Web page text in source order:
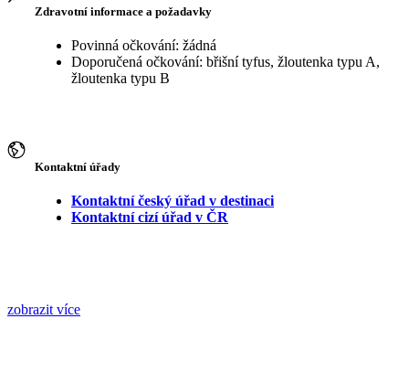
Zdravotní informace a požadavky
Povinná očkování: žádná
Doporučená očkování: břišní tyfus, žloutenka typu A,
žloutenka typu B
Kontaktní úřady
Kontaktní český úřad v destinaci
Kontaktní cizí úřad v ČR
zobrazit více